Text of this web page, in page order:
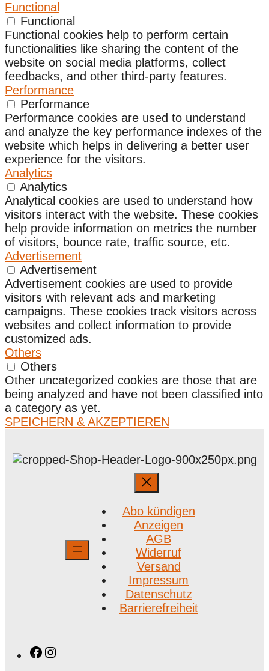
Functional
Functional
Functional cookies help to perform certain
functionalities like sharing the content of the
website on social media platforms, collect
feedbacks, and other third-party features.
Performance
Performance
Performance cookies are used to understand
and analyze the key performance indexes of the
website which helps in delivering a better user
experience for the visitors.
Analytics
Analytics
Analytical cookies are used to understand how
visitors interact with the website. These cookies
help provide information on metrics the number
of visitors, bounce rate, traffic source, etc.
Advertisement
Advertisement
Advertisement cookies are used to provide
visitors with relevant ads and marketing
campaigns. These cookies track visitors across
websites and collect information to provide
customized ads.
Others
Others
Other uncategorized cookies are those that are
being analyzed and have not been classified into
a category as yet.
SPEICHERN & AKZEPTIEREN
Abo kündigen
Anzeigen
AGB
Widerruf
Versand
Impressum
Datenschutz
Barrierefreiheit
Facebook